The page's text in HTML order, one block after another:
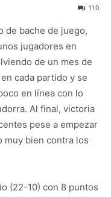
110
de bache de juego,
jugadores en
de un mes de
cada partido y se
en línea con lo
Al final, victoria
pese a empezar
muy bien contra los
(22-10) con 8 puntos